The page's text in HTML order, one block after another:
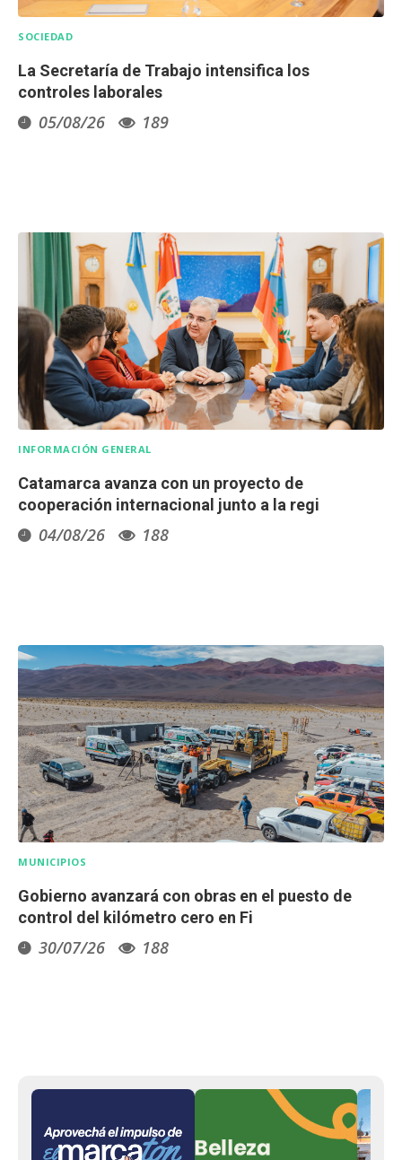
SOCIEDAD
La Secretaría de Trabajo intensifica los
controles laborales
05/08/26 189
INFORMACIÓN GENERAL
Catamarca avanza con un proyecto de
cooperación internacional junto a la regi
04/08/26 188
MUNICIPIOS
Gobierno avanzará con obras en el puesto de
control del kilómetro cero en Fi
30/07/26 188